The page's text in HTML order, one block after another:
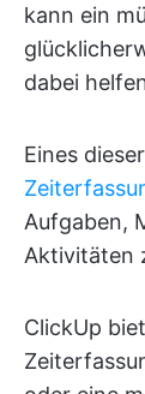
kann ein
dabei
Eines
Aufgaben,
Aktivitäten
ClickUp